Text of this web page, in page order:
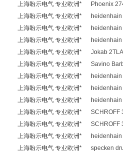
上海盼乐电气 专业欧洲* Phoenix
上海盼乐电气 专业欧洲*
上海盼乐电气 专业欧洲*
上海盼乐电气 专业欧洲*
上海盼乐电气 专业欧洲* Jokab
上海盼乐电气 专业欧洲* Savino
上海盼乐电气 专业欧洲*
上海盼乐电气 专业欧洲*
上海盼乐电气 专业欧洲*
上海盼乐电气 专业欧洲* SCHROFF
上海盼乐电气 专业欧洲* SCHROFF
上海盼乐电气 专业欧洲*
上海盼乐电气 专业欧洲* specken